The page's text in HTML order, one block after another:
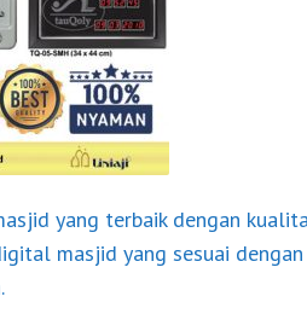
yang terbaik dengan
masjid yang sesuai